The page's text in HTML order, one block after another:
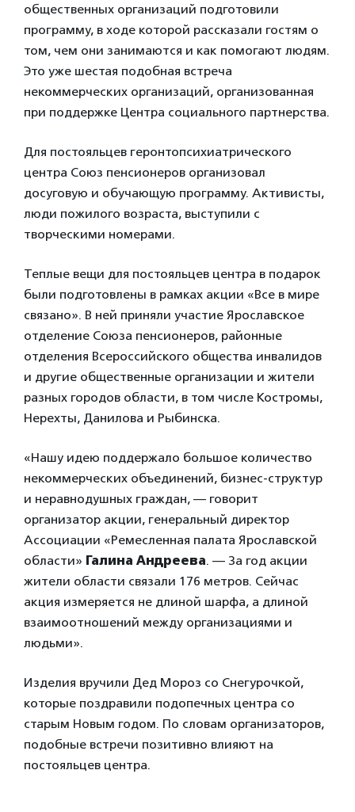
общественных организаций подготовили
программу, в ходе которой рассказали гостям о
том, чем они занимаются и как помогают людям.
Это уже шестая подобная встреча
некоммерческих организаций, организованная
при поддержке Центра социального партнерства.
Для постояльцев геронтопсихиатрического
центра Союз пенсионеров организовал
досуговую и обучающую программу. Активисты,
люди пожилого возраста, выступили с
творческими номерами.
Теплые вещи для постояльцев центра в подарок
были подготовлены в рамках акции «Все в мире
связано». В ней приняли участие Ярославское
отделение Союза пенсионеров, районные
отделения Всероссийского общества инвалидов
и другие общественные организации и жители
разных городов области, в том числе Костромы,
Нерехты, Данилова и Рыбинска.
«Нашу идею поддержало большое количество
некоммерческих объединений, бизнес-структур
и неравнодушных граждан, — говорит
организатор акции, генеральный директор
Ассоциации «Ремесленная палата Ярославской
области» Галина Андреева. — За год акции
жители области связали 176 метров. Сейчас
акция измеряется не длиной шарфа, а длиной
взаимоотношений между организациями и
людьми».
Изделия вручили Дед Мороз со Снегурочкой,
которые поздравили подопечных центра со
старым Новым годом. По словам организаторов,
подобные встречи позитивно влияют на
постояльцев центра.